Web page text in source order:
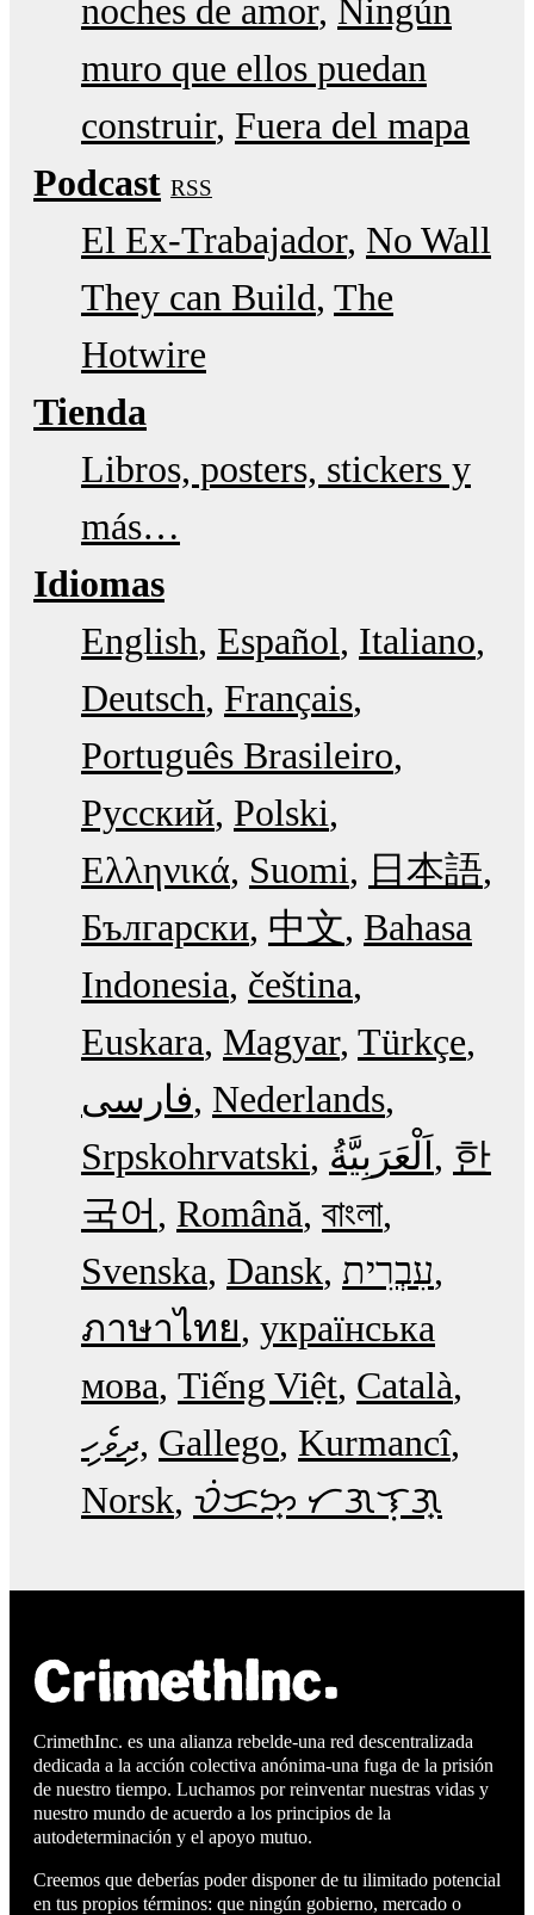
noches de amor Ningún
muro que ellos puedan
construir Fuera del mapa
Podcast RSS
El Ex-Trabajador No Wall
They can Build The
Hotwire
Tienda
Libros, posters, stickers y
más…
Idiomas
English Español Italiano
Deutsch Français
Português Brasileiro
Русский Polski
Ελληνικά Suomi
日本語
Български 中文 Bahasa
Indonesia čeština
Euskara Magyar Türkçe
فارسی Nederlands
Srpskohrvatski
한
국어
Română বাংলা
Svenska Dansk עִבְרִית
ภาษาไทย українська
мова Tiếng Việt Català
ދިވެހި Gallego Kurmancî
Norsk ᜏᜒᜃᜅ᜔ ᜆᜄᜎᜓᜄ᜔
CrimethInc. es una alianza rebelde-una red descentralizada
dedicada a la acción colectiva anónima-una fuga de la prisión
de nuestro tiempo. Luchamos por reinventar nuestras vidas y
nuestro mundo de acuerdo a los principios de la
autodeterminación y el apoyo mutuo.
Creemos que deberías poder disponer de tu ilimitado potencial
en tus propios términos: que ningún gobierno, mercado o